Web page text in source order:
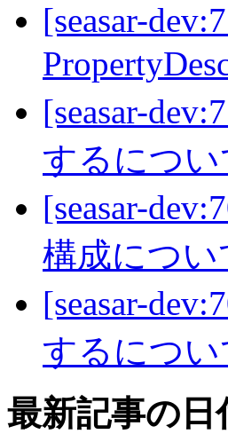
[seasar-
[seasar-
するについ
[seasar-
構成につい
[seasar-
するについ
最新記事の日